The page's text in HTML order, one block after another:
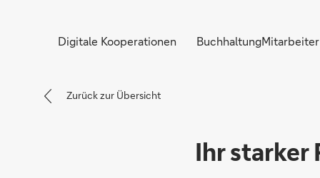
Digitale Kooperationen BuchhaltungMitarbeiter
Zurück zur Übersicht
Ihr starker